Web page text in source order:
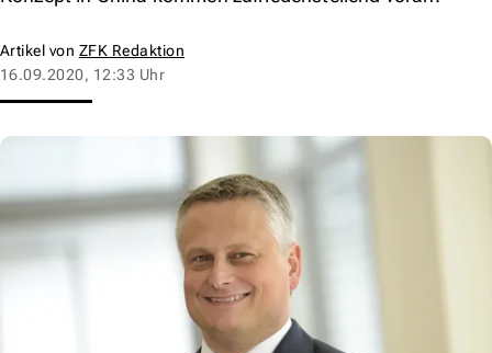
Artikel von ZFK Redaktion
16.09.2020, 12:33 Uhr